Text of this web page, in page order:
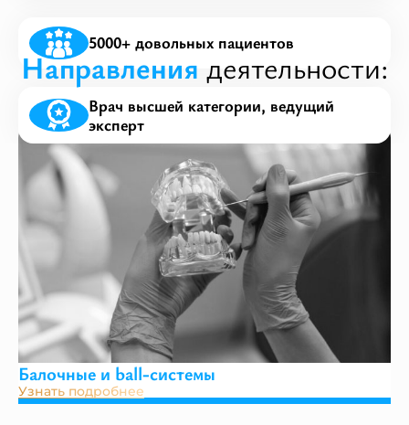
5000+ довольных пациентов
Врач высшей категории, ведущий
эксперт
Направления деятельности:
Балочные и ball-системы
Узнать подробнее